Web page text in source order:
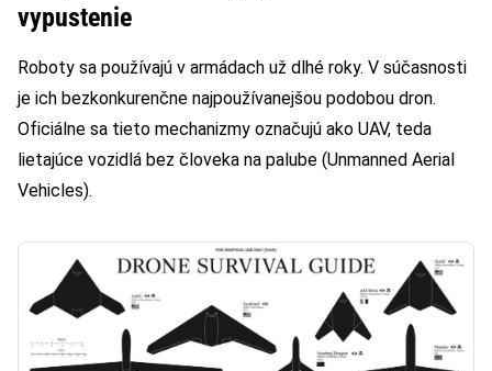
vypustenie
Roboty sa používajú v armádach už dlhé roky. V súčasnosti
je ich bezkonkurenčne najpoužívanejšou podobou dron.
Oficiálne sa tieto mechanizmy označujú ako UAV, teda
lietajúce vozidlá bez človeka na palube (Unmanned Aerial
Vehicles).